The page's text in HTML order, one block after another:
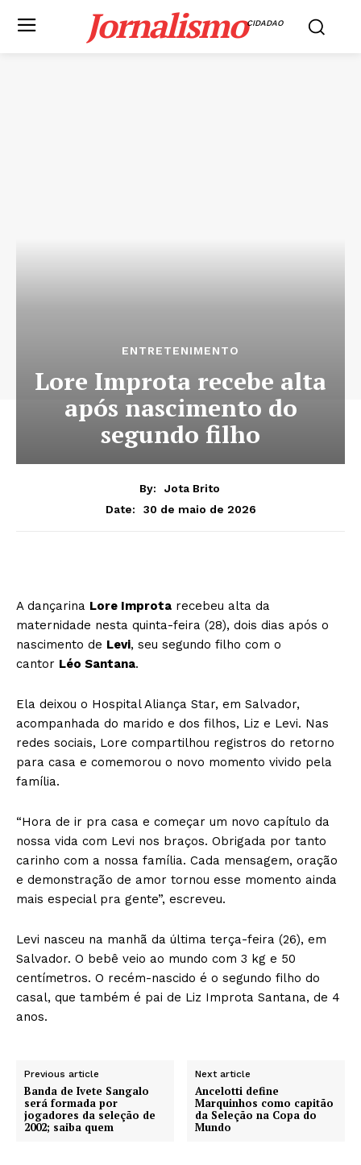
JornalismoCIDADAO
ENTRETENIMENTO
Lore Improta recebe alta
após nascimento do
segundo filho
By:
Jota Brito
Date:
30 de maio de 2026
A dançarina Lore Improta recebeu alta da
maternidade nesta quinta-feira (28), dois dias após o
nascimento de Levi, seu segundo filho com o
cantor Léo Santana.
Ela deixou o Hospital Aliança Star, em Salvador,
acompanhada do marido e dos filhos, Liz e Levi. Nas
redes sociais, Lore compartilhou registros do retorno
para casa e comemorou o novo momento vivido pela
família.
“Hora de ir pra casa e começar um novo capítulo da
nossa vida com Levi nos braços. Obrigada por tanto
carinho com a nossa família. Cada mensagem, oração
e demonstração de amor tornou esse momento ainda
mais especial pra gente”, escreveu.
Levi nasceu na manhã da última terça-feira (26), em
Salvador. O bebê veio ao mundo com 3 kg e 50
centímetros. O recém-nascido é o segundo filho do
casal, que também é pai de Liz Improta Santana, de 4
anos.
Previous article
Banda de Ivete Sangalo
será formada por
jogadores da seleção de
2002; saiba quem
Next article
Ancelotti define
Marquinhos como capitão
da Seleção na Copa do
Mundo